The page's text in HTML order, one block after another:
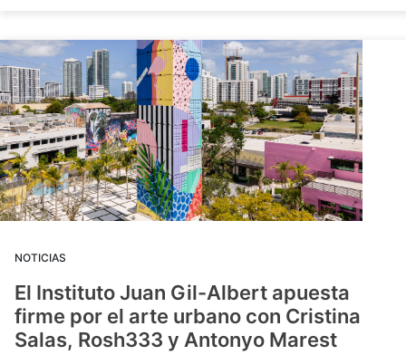
NOTICIAS
El Instituto Juan Gil-Albert apuesta
firme por el arte urbano con Cristina
Salas, Rosh333 y Antonyo Marest